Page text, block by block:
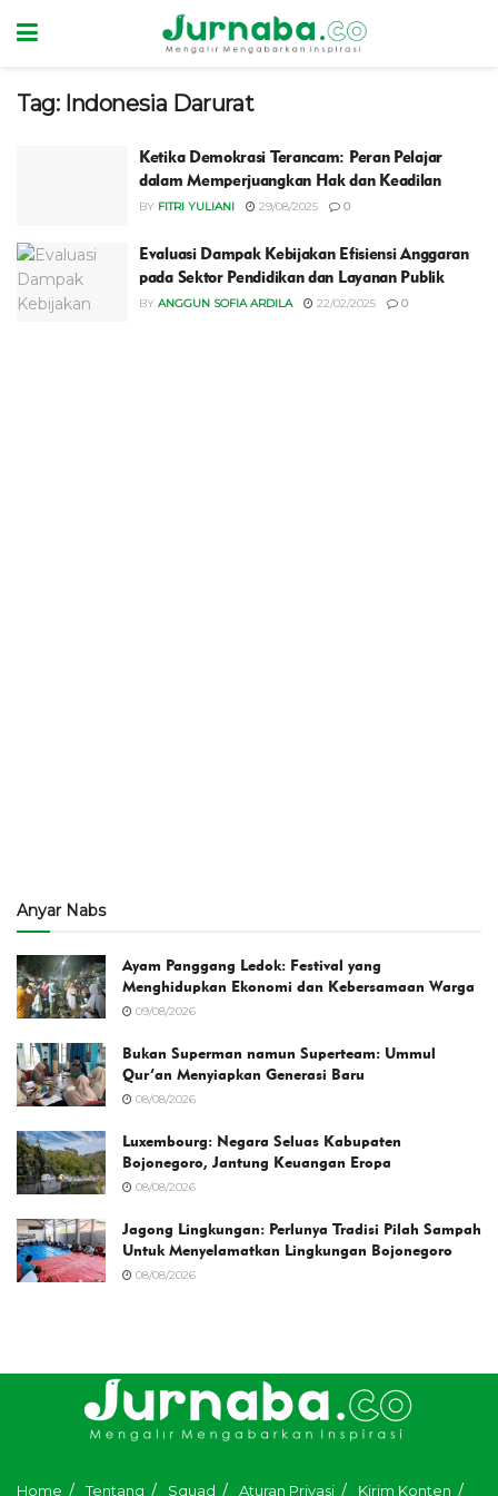
Tag: Indonesia Darurat
Ketika Demokrasi Terancam: Peran Pelajar
dalam Memperjuangkan Hak dan Keadilan
BY FITRI YULIANI 29/08/2025 0
Evaluasi Dampak Kebijakan Efisiensi Anggaran
pada Sektor Pendidikan dan Layanan Publik
BY ANGGUN SOFIA ARDILA 22/02/2025 0
Anyar Nabs
Ayam Panggang Ledok: Festival yang
Menghidupkan Ekonomi dan Kebersamaan Warga
09/08/2026
Bukan Superman namun Superteam: Ummul
Qur’an Menyiapkan Generasi Baru
08/08/2026
Luxembourg: Negara Seluas Kabupaten
Bojonegoro, Jantung Keuangan Eropa
08/08/2026
Jagong Lingkungan: Perlunya Tradisi Pilah Sampah
Untuk Menyelamatkan Lingkungan Bojonegoro
08/08/2026
Home Tentang Squad Aturan Privasi Kirim Konten